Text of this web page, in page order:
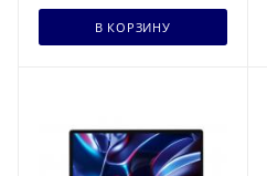
В КОРЗИНУ